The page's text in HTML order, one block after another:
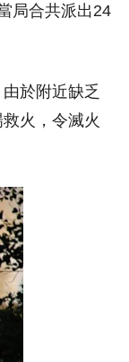
局合共派出24
於附近缺乏
火，令滅火